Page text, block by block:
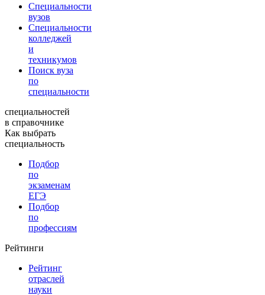
Специальности
вузов
Специальности
колледжей
и
техникумов
Поиск вуза
по
специальности
специальностей
в справочнике
Как выбрать
специальность
Подбор
по
экзаменам
ЕГЭ
Подбор
по
профессиям
Рейтинги
Рейтинг
отраслей
науки